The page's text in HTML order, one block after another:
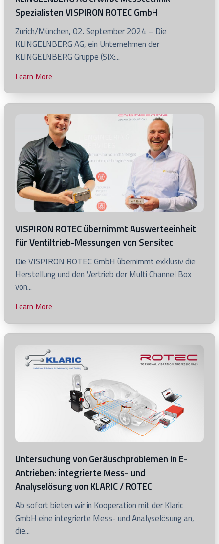
Spezialisten VISPIRON ROTEC GmbH
Click
to
view
AG
Messtechnik-
Spezialisten
VISPIRON
GmbH
Zürich/München, 02. September 2024 – Die
KLINGELNBERG AG, ein Unternehmen der
KLINGELNBERG Gruppe (SIX:...
Learn More
blog
post
VISPIRON ROTEC übernimmt Auswerteeinheit
für Ventiltrieb-Messungen von Sensitec
Click
to
view
ROTEC
Auswerteeinheit
Ventiltrieb-
Messungen
Die VISPIRON ROTEC GmbH übernimmt exklusiv die
Herstellung und den Vertrieb der Multi Channel Box
von...
Learn More
Untersuchung von Geräuschproblemen in E-
Antrieben: integrierte Mess- und
Analyselösung von KLARIC / ROTEC
Click
to
view
Ab sofort bieten wir in Kooperation mit der Klaric
GmbH eine integrierte Mess- und Analyselösung an,
die...